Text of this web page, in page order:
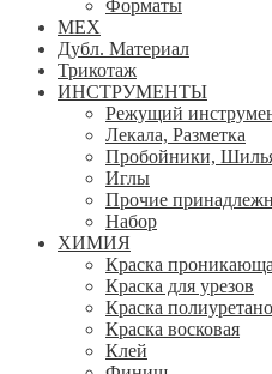
Форматы
МЕХ
Дубл. Материал
Трикотаж
ИНСТРУМЕНТЫ
Режущий
Лекала, Разметка
Пробойники,
Иглы
Прочие
Набор
ХИМИЯ
Краска
Краска для урезов
Краска
Краска восковая
Клей